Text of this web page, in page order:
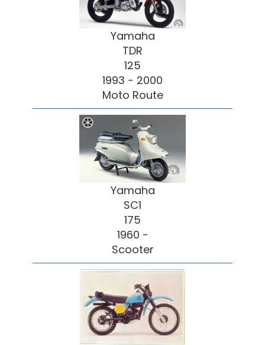
Yamaha
TDR
125
1993 - 2000
Moto Route
Yamaha
SC1
175
1960 -
Scooter